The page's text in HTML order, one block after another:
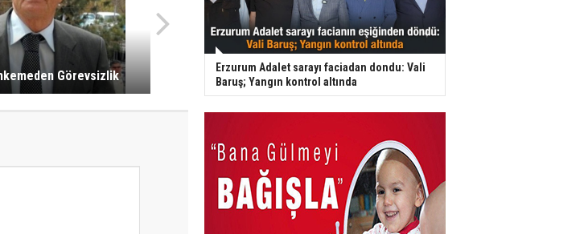
Görevsizlik
Erzurum Adalet sarayı faciadan dondu: Vali
Baruş; Yangın kontrol altında